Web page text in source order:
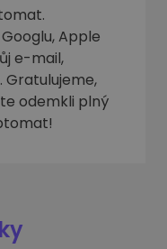
Apple
e-mail,
odemkli plný